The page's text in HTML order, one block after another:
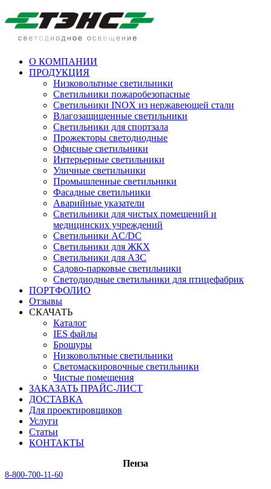
О КОМПАНИИ
ПРОДУКЦИЯ
Низковольтные светильники
Cветильники пожаробезопасные
Светильники INOX из нержавеющей стали
Влагозащищенные светильники
Светильники для спортзала
Прожекторы светодиодные
Офисные светильники
Интерьерные светильники
Уличные светильники
Промышленные светильники
Фасадные светильники
Аварийные указатели
Светильники для чистых помещений и
медицинских учреждений
Светильники AC/DC
Светильники для ЖКХ
Светильники для АЗС
Садово-парковые светильники
Светодиодные светильники для птицефабрик
ПОРТФОЛИО
Отзывы
СКАЧАТЬ
Каталог
IES файлы
Брошуры
Низковольтные светильники
Светомаскировочные светильники
Чистые помещения
ЗАКАЗАТЬ ПРАЙС-ЛИСТ
ДОСТАВКА
Для проектировщиков
Услуги
Статьи
КОНТАКТЫ
Пенза
8-800-700-11-60